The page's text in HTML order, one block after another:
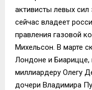
активисты левых
сейчас владеет
правления газовой
Михельсон. В марте
Лондоне и
миллиардеру Олегу
дочери Владимира